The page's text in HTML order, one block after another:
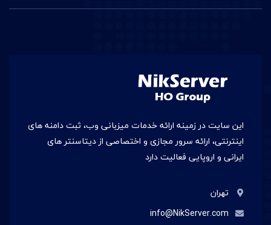
این سایت در زمينه ارائه خدمات میزبانی وب، ثبت دامنه های
اینترنتی، ارائه سرور مجازی و اختصاصی از دیتاسنتر های
ایرانی و اروپایی فعالیت دارد
تهران
info@NikServer.com